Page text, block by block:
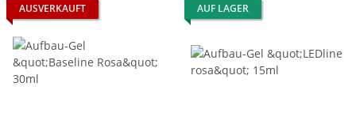
AUSVERKAUFT AUF LAGER